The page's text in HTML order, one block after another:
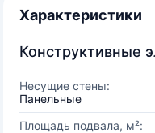
Характеристики
Конструктивные
Несущие стены:
Панельные
Площадь подвала, м²: